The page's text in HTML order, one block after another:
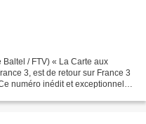
/ FTV) « La Carte aux
3, est de retour sur France 3
numéro inédit et exceptionnel